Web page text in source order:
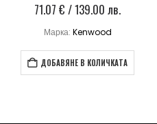
0out of 5
71.07€ / 139.00 лв.
Марка: Kenwood
ДОБАВЯНЕ В КОЛИЧКАТА